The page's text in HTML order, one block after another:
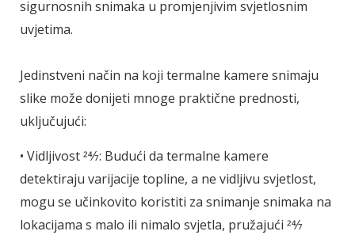
sigurnosnih snimaka u promjenjivim svjetlosnim
uvjetima.
Jedinstveni način na koji termalne kamere snimaju
slike može donijeti mnoge praktične prednosti,
uključujući:
• Vidljivost 24⁄7: Budući da termalne kamere
detektiraju varijacije topline, a ne vidljivu svjetlost,
mogu se učinkovito koristiti za snimanje snimaka na
lokacijama s malo ili nimalo svjetla, pružajući 24⁄7